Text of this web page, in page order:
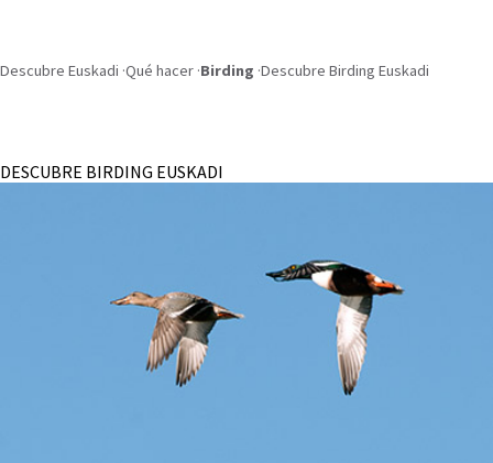
Descubre Euskadi Qué hacer Birding Descubre Birding Euskadi
DESCUBRE BIRDING EUSKADI